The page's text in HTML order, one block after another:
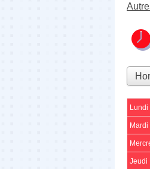
Lundi
Mardi
Jeudi